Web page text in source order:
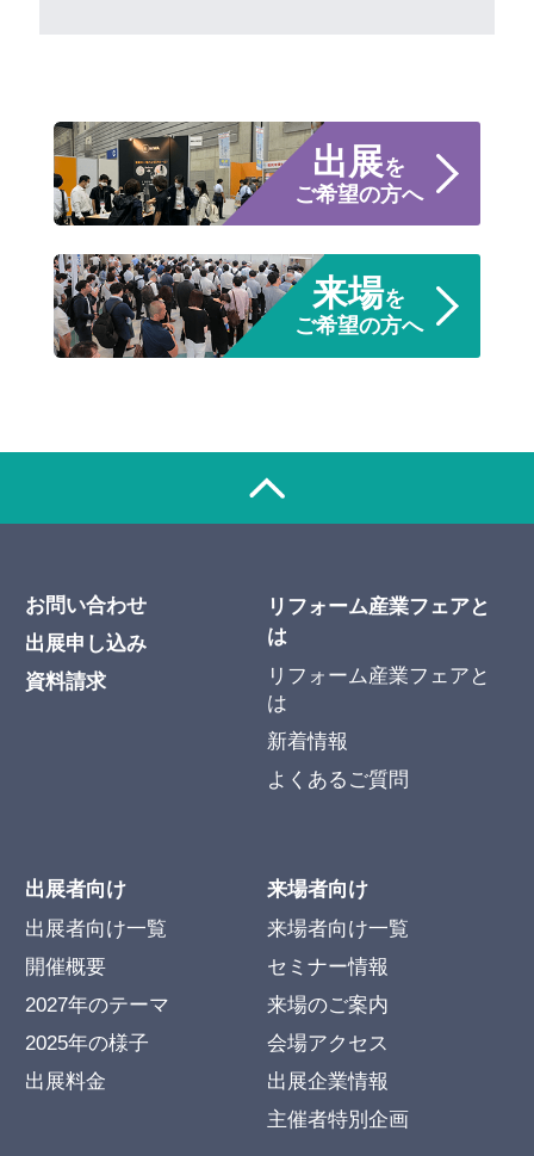
出展を
ご希望の方へ
来場を
ご希望の方へ
お問い合わせ
出展申し込み
資料請求
リフォーム産業フェアと
は
リフォーム産業フェアと
は
新着情報
よくあるご質問
出展者向け
出展者向け一覧
開催概要
2027年のテーマ
2025年の様子
出展料金
来場者向け
来場者向け一覧
セミナー情報
来場のご案内
会場アクセス
出展企業情報
主催者特別企画